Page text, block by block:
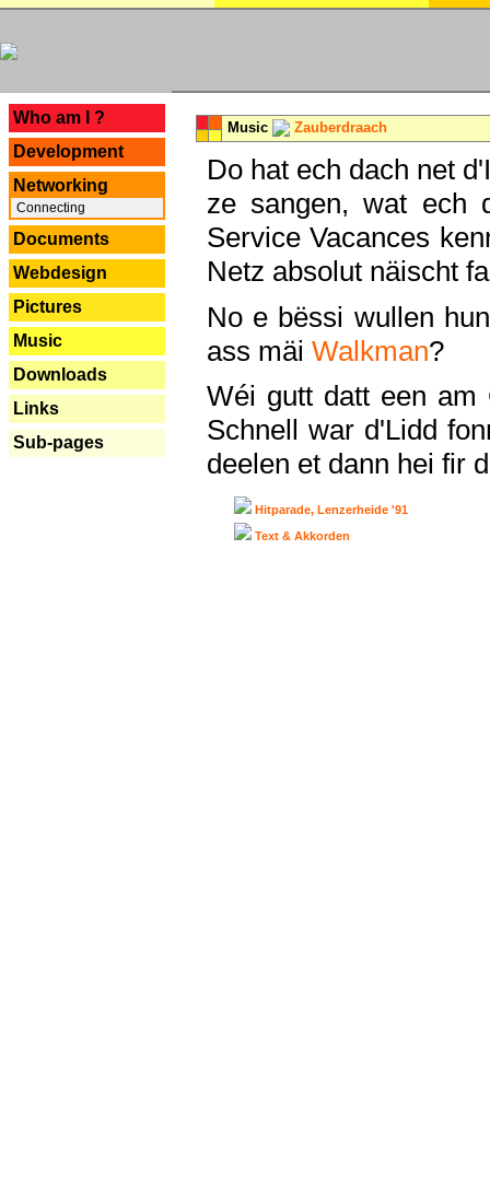
Who am I ?
Development
Networking
Connecting
Documents
Webdesign
Pictures
Music
Downloads
Links
Sub-pages
Music Zauberdraach
Do hat ech dach net
ze sangen, wat ech
Service Vacances
Netz absolut näischt
No e bëssi wullen
ass mäi Walkman?
Wéi gutt datt een am
Schnell war d'Lidd
deelen et dann hei fir
Hitparade, Lenzerheide '91
Text & Akkorden